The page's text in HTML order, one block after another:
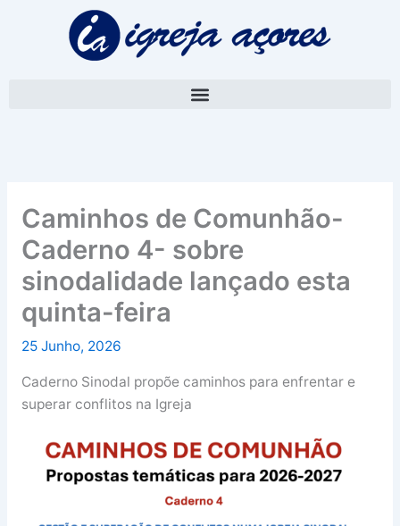
Caminhos de Comunhão-
Caderno 4- sobre
sinodalidade lançado esta
quinta-feira
25 Junho, 2026
Caderno Sinodal propõe caminhos para enfrentar e
superar conflitos na Igreja